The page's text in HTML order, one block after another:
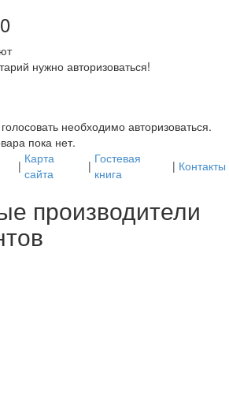
0
нужно авторизоваться!
необходимо авторизоваться.
пока нет.
| Карта
сайта
| Гостевая
книга
| Контакты
производители